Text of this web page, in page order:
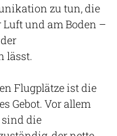
zu tun, die
und am Boden –
lässt.
Flugplätze ist die
Gebot. Vor allem
sind die